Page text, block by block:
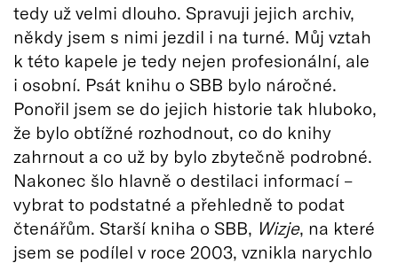
tedy už velmi dlouho. Spravuji jejich archiv,
někdy jsem s nimi jezdil i na turné. Můj vztah
k této kapele je tedy nejen profesionální, ale
i osobní. Psát knihu o SBB bylo náročné.
Ponořil jsem se do jejich historie tak hluboko,
že bylo obtížné rozhodnout, co do knihy
zahrnout a co už by bylo zbytečně podrobné.
Nakonec šlo hlavně o destilaci informací –
vybrat to podstatné a přehledně to podat
čtenářům. Starší kniha o SBB, Wizje, na které
jsem se podílel v roce 2003, vznikla narychlo